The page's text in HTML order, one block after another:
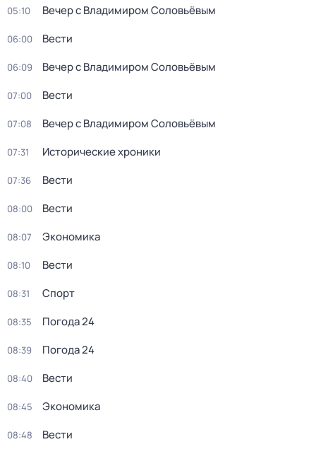
05:10 Вечер с Владимиром Соловьёвым
06:00 Вести
06:09 Вечер с Владимиром Соловьёвым
07:00 Вести
07:08 Вечер с Владимиром Соловьёвым
07:31 Исторические хроники
07:36 Вести
08:00 Вести
08:07 Экономика
08:10 Вести
08:31 Спорт
08:35 Погода 24
08:39 Погода 24
08:40 Вести
08:45 Экономика
08:48 Вести